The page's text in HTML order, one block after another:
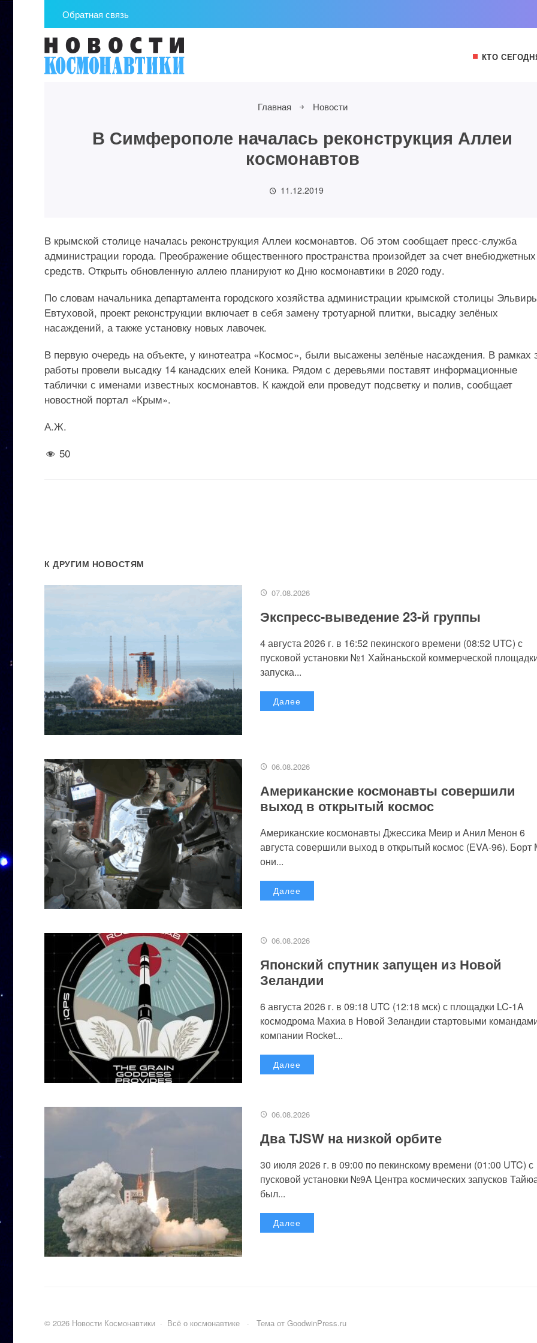
Обратная связь
КТО
Главная Новости
В Симферополе началась реконструкция Аллеи
космонавтов
11.12.2019
В крымской столице началась реконструкция Аллеи космонавтов. Об этом сообщает пресс-служба
администрации города. Преображение общественного пространства произойдет за счет внебюджетных
средств. Открыть обновленную аллею планируют ко Дню космонавтики в 2020 году.
По словам начальника департамента городского хозяйства администрации крымской столицы
Евтуховой, проект реконструкции включает в себя замену тротуарной плитки, высадку зелёных
насаждений, а также установку новых лавочек.
В первую очередь на объекте, у кинотеатра «Космос», были высажены зелёные насаждения. В рамках
работы провели высадку 14 канадских елей Коника. Рядом с деревьями поставят информационные
таблички с именами известных космонавтов. К каждой ели проведут подсветку и полив, сообщает
новостной портал «Крым».
А.Ж.
50
К ДРУГИМ НОВОСТЯМ
07.08.2026
Экспресс-выведение 23-й группы
4 августа 2026 г. в 16:52 пекинского времени (08:52 UTC) с
пусковой установки №1 Хайнаньской коммерческой
запуска...
Далее
06.08.2026
Американские космонавты совершили
выход в открытый космос
Американские космонавты Джессика Меир и Анил Менон 6
августа совершили выход в открытый космос (EVA-96).
они...
Далее
06.08.2026
Японский спутник запущен из Новой
Зеландии
6 августа 2026 г. в 09:18 UTC (12:18 мск) с площадки LC-1A
космодрома Махиа в Новой Зеландии стартовыми
компании Rocket...
Далее
06.08.2026
Два TJSW на низкой орбите
30 июля 2026 г. в 09:00 по пекинскому времени (01:00 UTC) с
пусковой установки №9A Центра космических запусков
был...
Далее
© 2026 Новости Космонавтики · Всё о космонавтике · Тема от GoodwinPress.ru